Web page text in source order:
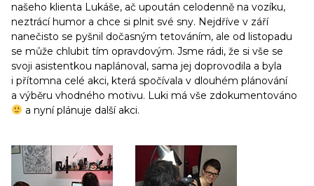
našeho klienta Lukáše, ač upoután celodenně na vozíku,
neztrácí humor a chce si plnit své sny. Nejdříve v září
nanečisto se pyšnil dočasným tetováním, ale od listopadu
se může chlubit tím opravdovým. Jsme rádi, že si vše se
svoji asistentkou naplánoval, sama jej doprovodila a byla
i přítomna celé akci, která spočívala v dlouhém plánování
a výběru vhodného motivu. Luki má vše zdokumentováno
a nyní plánuje další akci.